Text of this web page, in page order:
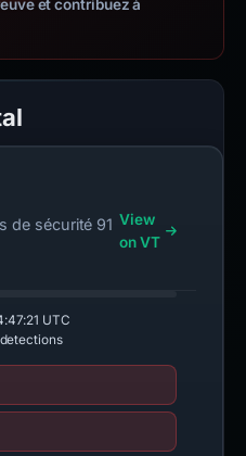
et contribuez à
de sécurité 91 View
on VT
UTC